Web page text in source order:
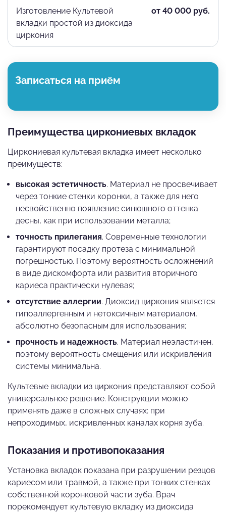
Изготовление Культевой
вкладки простой из диоксида
циркония
от 40 000 руб.
Записаться на приём
Преимущества циркониевых вкладок
Циркониевая культевая вкладка имеет несколько
преимуществ:
высокая эстетичность. Материал не просвечивает
через тонкие стенки коронки, а также для него
несвойственно появление синюшного оттенка
десны, как при использовании металла;
точность прилегания. Современные технологии
гарантируют посадку протеза с минимальной
погрешностью. Поэтому вероятность осложнений
в виде дискомфорта или развития вторичного
кариеса практически нулевая;
отсутствие аллергии. Диоксид циркония является
гипоаллергенным и нетоксичным материалом,
абсолютно безопасным для использования;
прочность и надежность. Материал неэластичен,
поэтому вероятность смещения или искривления
системы минимальна.
Культевые вкладки из циркония представляют собой
универсальное решение. Конструкции можно
применять даже в сложных случаях: при
непроходимых, искривленных каналах корня зуба.
Показания и противопоказания
Установка вкладок показана при разрушении резцов
кариесом или травмой, а также при тонких стенках
собственной коронковой части зуба. Врач
порекомендует культевую вкладку из диоксида